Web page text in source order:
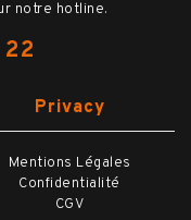
notre hotline.
Privacy
Mentions Légales
Confidentialité
CGV